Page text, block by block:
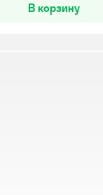
В корзину